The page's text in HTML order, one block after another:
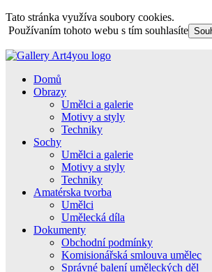
Tato stránka využíva soubory cookies.
Používaním tohoto webu s tím souhlasíte
Domů
Obrazy
Umělci a galerie
Motivy a styly
Techniky
Sochy
Umělci a galerie
Motivy a styly
Techniky
Amatérska tvorba
Umělci
Umělecká díla
Dokumenty
Obchodní podmínky
Komisionářská smlouva umělec
Správné balení uměleckých děl